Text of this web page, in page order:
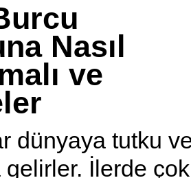
Nasıl
ve
dünyaya tutku
gelirler. İlerde çok